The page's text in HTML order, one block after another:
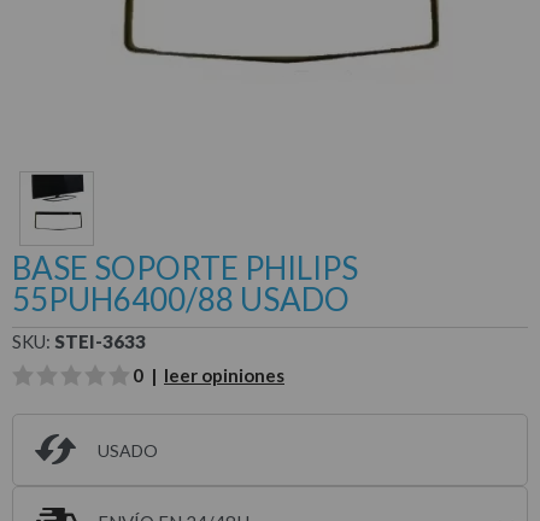
BASE SOPORTE PHILIPS
55PUH6400/88 USADO
SKU: STEI-3633
0 | leer opiniones
USADO